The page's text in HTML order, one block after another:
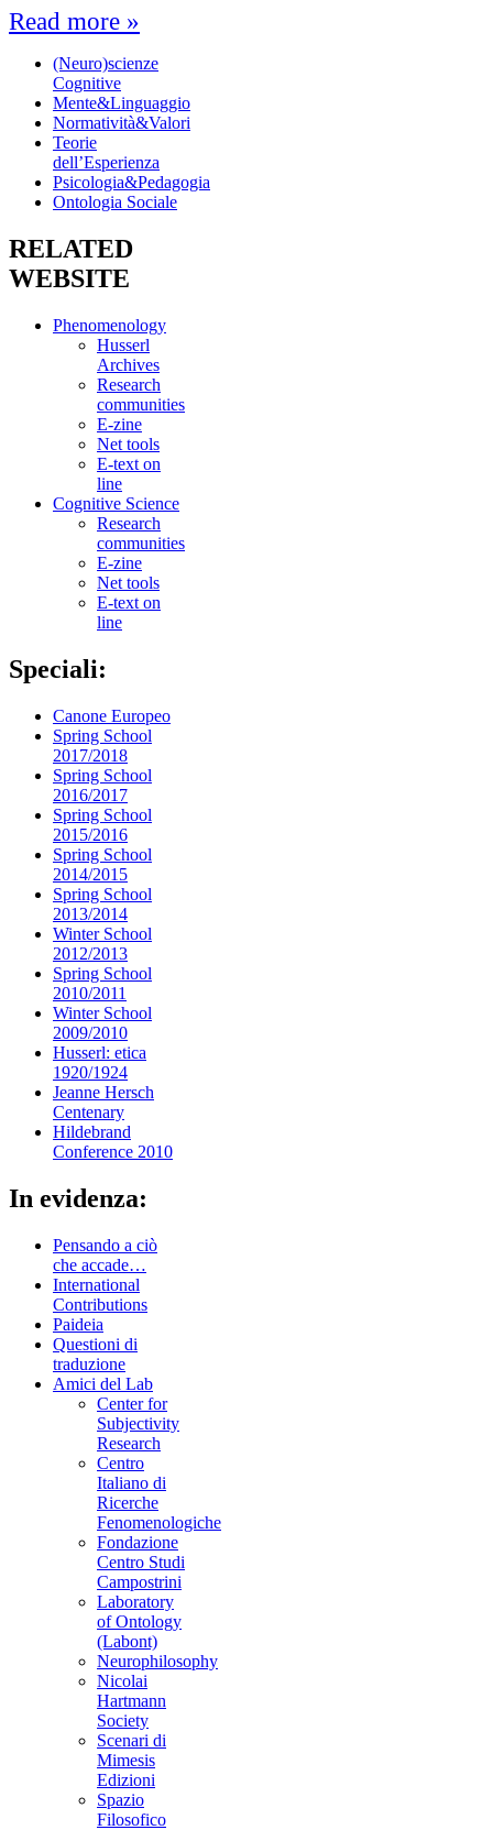
Read more »
(Neuro)scienze
Cognitive
Mente&Linguaggio
Normatività&Valori
Teorie
dell’Esperienza
Psicologia&Pedagogia
Ontologia Sociale
RELATED
WEBSITE
Phenomenology
Husserl
Archives
Research
communities
E-zine
Net tools
E-text on
line
Cognitive Science
Research
communities
E-zine
Net tools
E-text on
line
Speciali:
Canone Europeo
Spring School
2017/2018
Spring School
2016/2017
Spring School
2015/2016
Spring School
2014/2015
Spring School
2013/2014
Winter School
2012/2013
Spring School
2010/2011
Winter School
2009/2010
Husserl: etica
1920/1924
Jeanne Hersch
Centenary
Hildebrand
Conference 2010
In evidenza:
Pensando a ciò
che accade…
International
Contributions
Paideia
Questioni di
traduzione
Amici del Lab
Center for
Subjectivity
Research
Centro
Italiano di
Ricerche
Fenomenologiche
Fondazione
Centro Studi
Campostrini
Laboratory
of Ontology
(Labont)
Neurophilosophy
Nicolai
Hartmann
Society
Scenari di
Mimesis
Edizioni
Spazio
Filosofico